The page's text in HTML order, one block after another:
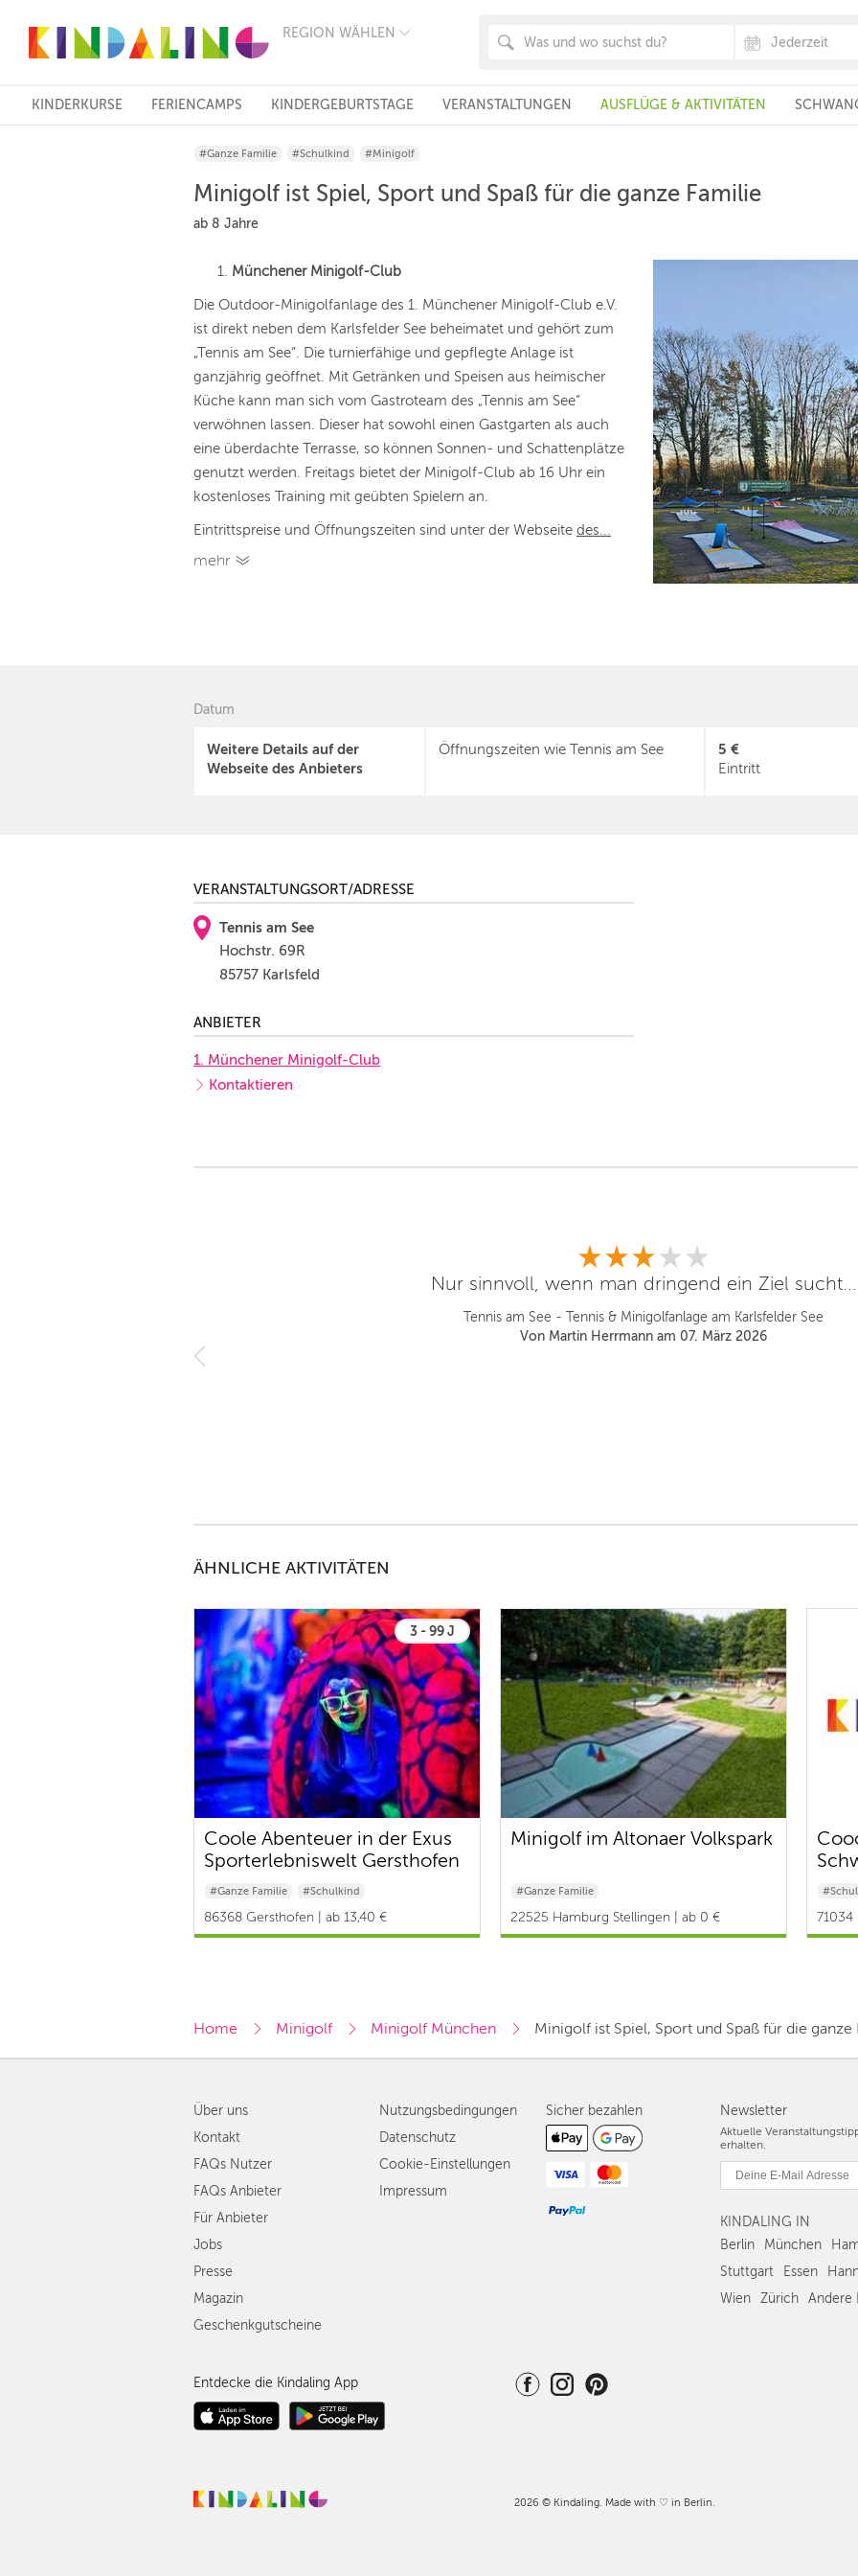
REGION WÄHLEN
FRANKFURT
KÖLN
STUTTGART
ESSEN
HANNOVER
WIEN
ZÜRICH
ANDERE
REGIONEN
KINDERKURSE FERIENCAMPS KINDERGEBURTSTAGE VERANSTALTUNGEN AUSFLÜGE & AKTIVITÄTEN
#Ganze Familie #Schulkind #Minigolf
Minigolf ist Spiel, Sport und Spaß für die ganze Familie
ab 8 Jahre
Münchener Minigolf-Club
Die Outdoor-Minigolfanlage des 1. Münchener Minigolf-Club e.V.
ist direkt neben dem Karlsfelder See beheimatet und gehört zum
„Tennis am See“. Die turnierfähige und gepflegte Anlage ist
ganzjährig geöffnet. Mit Getränken und Speisen aus heimischer
Küche kann man sich vom Gastroteam des „Tennis am See“
verwöhnen lassen. Dieser hat sowohl einen Gastgarten als auch
eine überdachte Terrasse, so können Sonnen- und Schattenplätze
genutzt werden. Freitags bietet der Minigolf-Club ab 16 Uhr ein
kostenloses Training mit geübten Spielern an.
Eintrittspreise und Öffnungszeiten sind unter der Webseite des...
mehr
Datum
Weitere Details auf der
Webseite des Anbieters
Öffnungszeiten wie Tennis am See 5 €
Eintritt
VERANSTALTUNGSORT/ADRESSE
Tennis am See
Hochstr. 69R
85757 Karlsfeld
ANBIETER
1. Münchener Minigolf-Club
Kontaktieren
Nur sinnvoll, wenn man dringend ein Ziel sucht...
Tennis am See - Tennis & Minigolfanlage am Karlsfelder See
Von Martin Herrmann am 07. März 2026
ÄHNLICHE AKTIVITÄTEN
3 - 99 J
Coole Abenteuer in der Exus
Sporterlebniswelt Gersthofen
#Ganze Familie
#Schulkind
#Baby & Kleinkind
86368 Gersthofen | ab 13,40 €
Minigolf im Altonaer Volkspark
#Ganze Familie
22525 Hamburg Stellingen | ab 0 € 71034
Home Minigolf Minigolf München Minigolf ist Spiel, Sport und Spaß für die ganze
Newsletter
Aktuelle
erhalten.
KINDALING IN
Berlin
München
Stuttgart
Essen
Wien
Zürich Andere
Über uns
Kontakt
FAQs Nutzer
FAQs Anbieter
Für Anbieter
Jobs
Presse
Magazin
Geschenkgutscheine
Nutzungsbedingungen
Datenschutz
Cookie-Einstellungen
Impressum
Sicher bezahlen
Entdecke die Kindaling App
2026 © Kindaling. Made with ♡ in Berlin.